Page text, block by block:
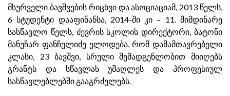
მსურველი ბავშვების რიცხვი და ასოციაციამ, 2013 წელს,
6 სტუდენტი დააფინანსა, 2014-ში კი – 11. მიმდინარე
სასწავლო წელს, ძევრის სკოლის დირექტორი, ბატონი
მანუჩარ ფანჩულიძე ელოდება, რომ დამამთავრებელი
კლასი, 23 ბავშვი, სრული შემადგენლობით მიიღებს
გრანტს და სწავლას უმაღლეს და პროფესიულ
სასწავლებლებში გააგრძელებს.